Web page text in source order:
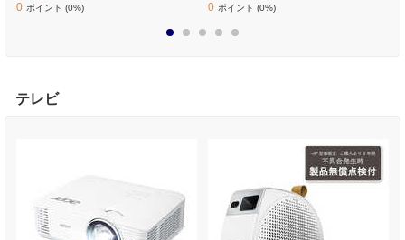
0 ポイント (0%)
0 ポイント (0%)
テレビ